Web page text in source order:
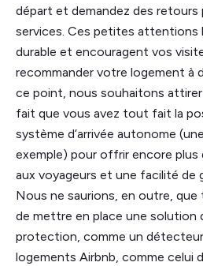
départ et demandez des retours
services. Ces petites attentions
durable et encouragent vos
recommander votre logement à
ce point, nous souhaitons
fait que vous avez tout fait la
système d’arrivée autonome
exemple) pour offrir encore
aux voyageurs et une facilité de
Nous ne saurions, en outre,
de mettre en place une solution
protection, comme un
logements Airbnb, comme celui